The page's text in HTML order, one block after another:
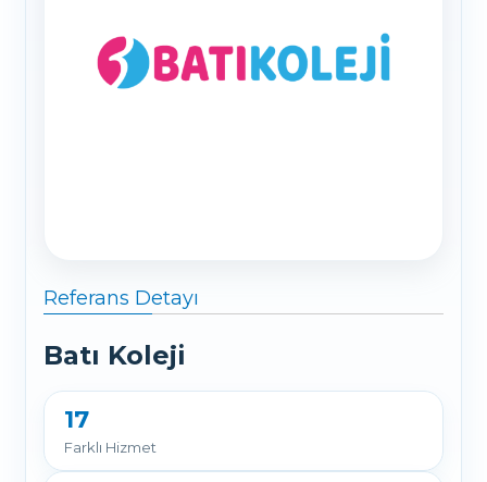
Referans Detayı
Batı Koleji
17
Farklı Hizmet